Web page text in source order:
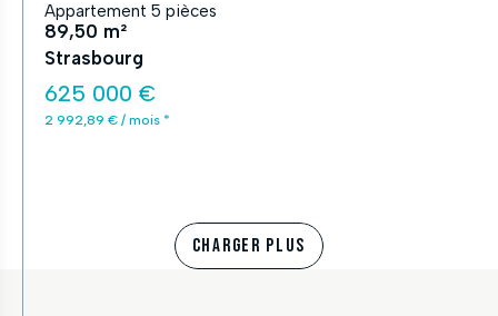
Appartement 5 pièces
89,50 m²
Strasbourg
625 000 €
2 992,89 € / mois *
CHARGER PLUS